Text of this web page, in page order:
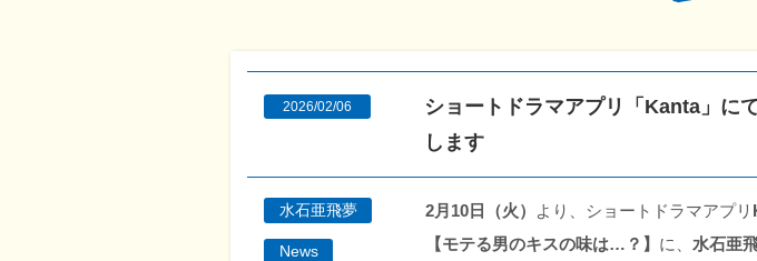
2026/02/06
ショートドラマアプリ「Kanta」に
します
水石亜飛夢
News
2月10日（火） より、ショートドラマアプリ
【モテる男のキスの味は…？】 に、 水石亜